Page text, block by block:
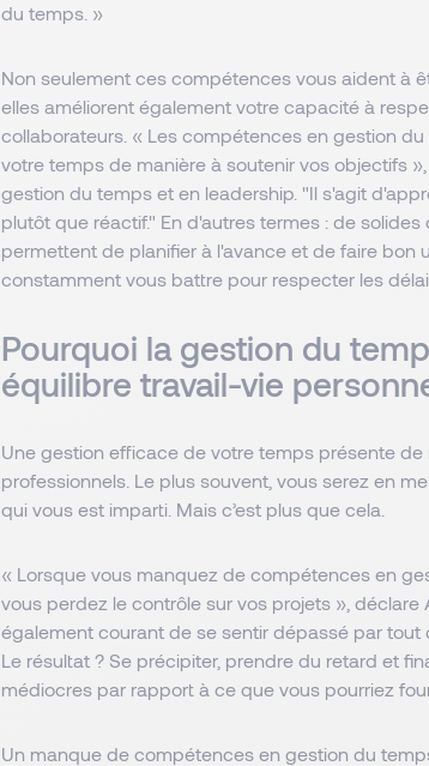
du temps. »
Non seulement ces compétences vous aident à
elles améliorent également votre capacité à
collaborateurs. « Les compétences en gestion
votre temps de manière à soutenir vos objectifs
gestion du temps et en leadership. "Il s'agit
plutôt que réactif." En d'autres termes : de
permettent de planifier à l'avance et de faire bon
constamment vous battre pour respecter les
Pourquoi la gestion du
équilibre travail-vie
Une gestion efficace de votre temps présente
professionnels. Le plus souvent, vous serez en
qui vous est imparti. Mais c’est plus que cela.
« Lorsque vous manquez de compétences en
vous perdez le contrôle sur vos projets », déclare
également courant de se sentir dépassé par tout
Le résultat ? Se précipiter, prendre du retard et
médiocres par rapport à ce que vous pourriez
Un manque de compétences en gestion du